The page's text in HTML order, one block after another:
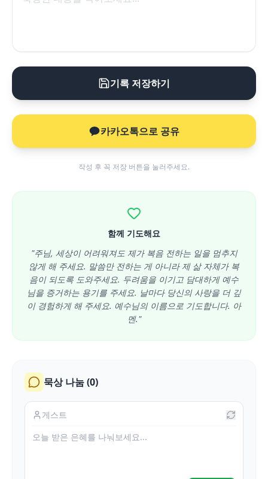
기록 저장하기
카카오톡으로 공유
작성 후 꼭 저장 버튼을 눌러주세요.
함께 기도해요
"주님, 세상이 어려워져도 제가 복음 전하는 일을 멈추지
않게 해 주세요. 말씀만 전하는 게 아니라 제 삶 자체가 복
음이 되도록 도와주세요. 두려움을 이기고 담대하게 예수
님을 증거하는 용기를 주세요. 날마다 당신의 사랑을 더 깊
이 경험하게 해 주세요. 예수님의 이름으로 기도합니다. 아
멘."
묵상 나눔 (0)